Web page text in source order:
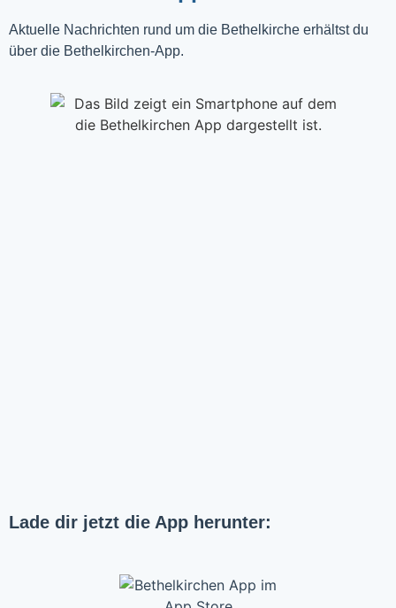
Aktuelle Nachrichten rund um die Bethelkirche erhältst du
über die Bethelkirchen-App.
Lade dir jetzt die App herunter: